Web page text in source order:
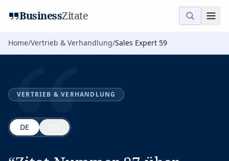
BusinessZitate
Home/Vertrieb & Verhandlung/Sales Expert 59
VERTRIEB & VERHANDLUNG
DE